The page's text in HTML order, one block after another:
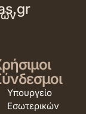
Υπουργείο
Εσωτερικών